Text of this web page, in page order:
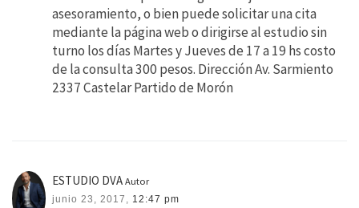
asesoramiento, o bien puede solicitar una cita
mediante la página web o dirigirse al estudio sin
turno los días Martes y Jueves de 17 a 19 hs costo
de la consulta 300 pesos. Dirección Av. Sarmiento
2337 Castelar Partido de Morón
ESTUDIO DVA Autor
junio 23, 2017, 12:47 pm